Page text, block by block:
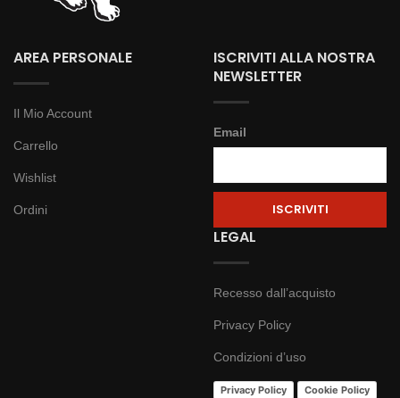
AREA PERSONALE
Il Mio Account
Carrello
Wishlist
Ordini
ISCRIVITI ALLA NOSTRA
NEWSLETTER
Email
LEGAL
Recesso dall’acquisto
Privacy Policy
Condizioni d’uso
Privacy Policy Cookie Policy